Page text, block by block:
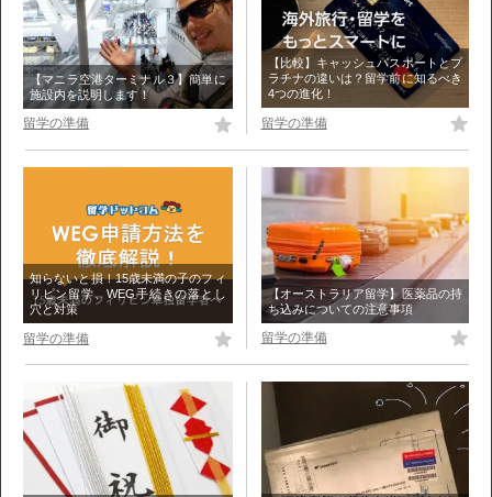
【マニラ空港ターミナル３】簡単に
施設内を説明します！
留学の準備
【比較】キャッシュパスポートとプ
ラチナの違いは？留学前に知るべき
4つの進化！
留学の準備
知らないと損！15歳未満の子のフィ
リピン留学、WEG手続きの落とし
穴と対策
留学の準備
【オーストラリア留学】医薬品の持
ち込みについての注意事項
留学の準備